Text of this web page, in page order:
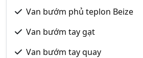
Van bướm phủ teplon Beize
Van bướm tay gạt
Van bướm tay quay